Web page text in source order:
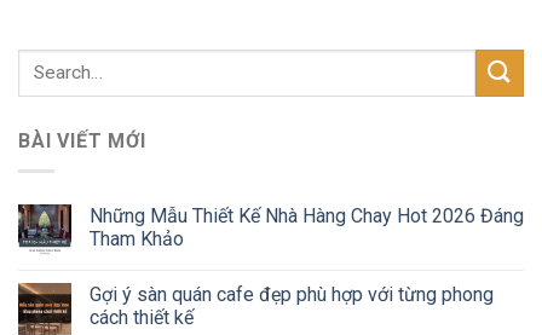
BÀI VIẾT MỚI
Những Mẫu Thiết Kế Nhà Hàng Chay Hot 2026 Đáng
Tham Khảo
Gợi ý sàn quán cafe đẹp phù hợp với từng phong
cách thiết kế